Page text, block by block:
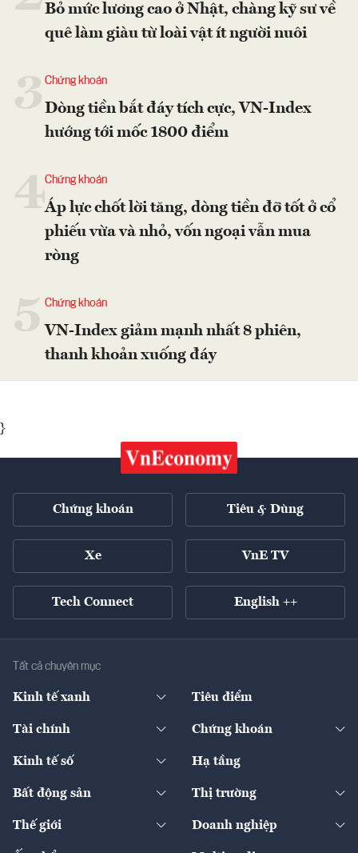
Bỏ mức lương cao ở Nhật, chàng kỹ sư về
quê làm giàu từ loài vật ít người nuôi
Chứng khoán
Dòng tiền bắt đáy tích cực, VN-Index
hướng tới mốc 1800 điểm
4Chứng khoán
Áp lực chốt lời tăng, dòng tiền đỡ tốt ở cổ
phiếu vừa và nhỏ, vốn ngoại vẫn mua
ròng
Chứng khoán
VN-Index giảm mạnh nhất 8 phiên,
thanh khoản xuống đáy
}
Chứng khoán Tiêu & Dùng
Xe VnE TV
Tech Connect English ++
Tất cả chuyên mục
Kinh tế xanh
Diễn đàn
Tiêu điểm
Tài chính
Ngân hàng
Bảo hiểm
Chứng khoán
Doanh nghiệp niêm yết
Kinh tế số
Sản phẩm - Thị trường
Hạ tầng
Bất động sản
Chính sách
Thị trường
Thế giới
Kinh tế
Doanh nghiệp